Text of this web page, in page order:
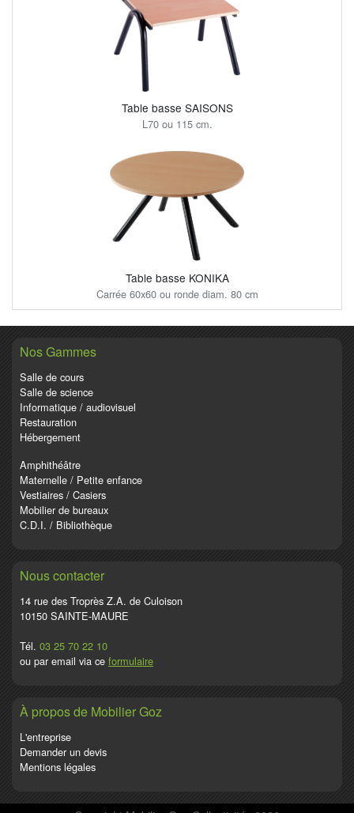
Table basse SAISONS
L70 ou 115 cm.
Table basse KONIKA
Carrée 60x60 ou ronde diam. 80 cm
Nos Gammes
Salle de cours
Salle de science
Informatique / audiovisuel
Restauration
Hébergement
Amphithéâtre
Maternelle / Petite enfance
Vestiaires / Casiers
Mobilier de bureaux
C.D.I. / Bibliothèque
Nous contacter
14 rue des Troprès Z.A. de Culoison
10150 SAINTE-MAURE
Tél. 03 25 70 22 10
ou par email via ce formulaire
À propos de Mobilier Goz
L'entreprise
Demander un devis
Mentions légales